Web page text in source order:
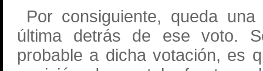
Por consiguiente, queda
última detrás de ese voto.
probable a dicha votación, es